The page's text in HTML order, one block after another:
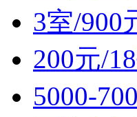
3室/900
200元/
5000-